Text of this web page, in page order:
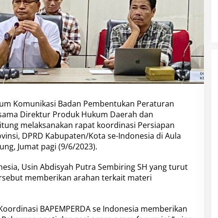
a
i
k
a
n
M
t
e
r
d
i
F
o
r
u
B
a
p
p
Komunikasi Badan Pembentukan Peraturan
Direktur Produk Hukum Daerah dan
melaksanakan rapat koordinasi Persiapan
DPRD Kabupaten/Kota se-Indonesia di Aula
Jumat pagi (9/6/2023).
Usin Abdisyah Putra Sembiring SH yang turut
memberikan arahan terkait materi
BAPEMPERDA se Indonesia memberikan